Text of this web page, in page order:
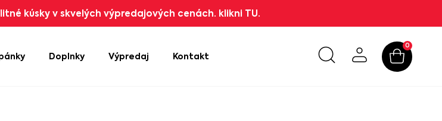
kúsky v skvelých výpredajových cenách. klikni TU.
Doplnky Výpredaj Kontakt
0